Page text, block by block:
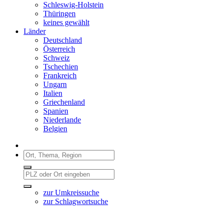
Schleswig-Holstein
Thüringen
keines gewählt
Länder
Deutschland
Österreich
Schweiz
Tschechien
Frankreich
Ungarn
Italien
Griechenland
Spanien
Niederlande
Belgien
zur Umkreissuche
zur Schlagwortsuche